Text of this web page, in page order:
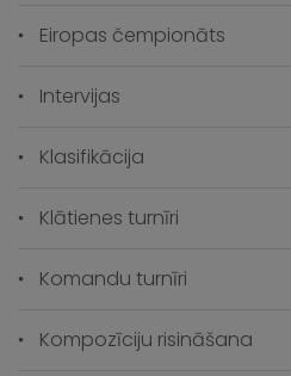
Eiropas čempionāts
Intervijas
Klasifikācija
Klātienes turnīri
Komandu turnīri
Kompozīciju risināšana